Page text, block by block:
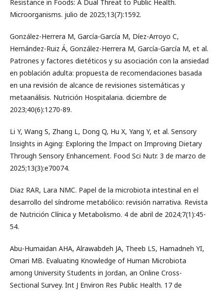
Resistance in Foods: A Dual Threat to Public Health.
Microorganisms. julio de 2025;13(7):1592.
González-Herrera M, García-García M, Díez-Arroyo C,
Hernández-Ruiz Á, González-Herrera M, García-García M, et al.
Patrones y factores dietéticos y su asociación con la ansiedad
en población adulta: propuesta de recomendaciones basada
en una revisión de alcance de revisiones sistemáticas y
metaanálisis. Nutrición Hospitalaria. diciembre de
2023;40(6):1270-89.
Li Y, Wang S, Zhang L, Dong Q, Hu X, Yang Y, et al. Sensory
Insights in Aging: Exploring the Impact on Improving Dietary
Through Sensory Enhancement. Food Sci Nutr. 3 de marzo de
2025;13(3):e70074.
Diaz RAR, Lara NMC. Papel de la microbiota intestinal en el
desarrollo del síndrome metabólico: revisión narrativa. Revista
de Nutrición Clínica y Metabolismo. 4 de abril de 2024;7(1):45-
54.
Abu-Humaidan AHA, Alrawabdeh JA, Theeb LS, Hamadneh YI,
Omari MB. Evaluating Knowledge of Human Microbiota
among University Students in Jordan, an Online Cross-
Sectional Survey. Int J Environ Res Public Health. 17 de